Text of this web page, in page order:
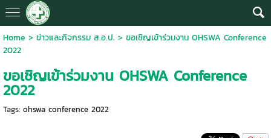
Home > ข่าวและกิจกรรม ส.อ.ป. > ขอเชิญเข้าร่วมงาน OHSWA Conference
2022
ขอเชิญเข้าร่วมงาน OHSWA Conference
2022
Tags: ohswa conference 2022